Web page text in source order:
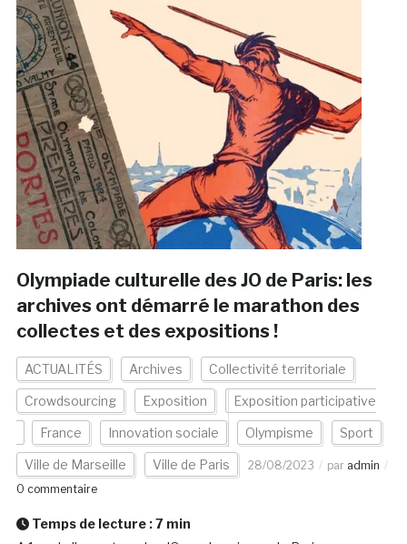
Olympiade culturelle des JO de Paris: les
archives ont démarré le marathon des
collectes et des expositions !
ACTUALITÉS Archives Collectivité territoriale
Crowdsourcing Exposition Exposition participative
France Innovation sociale Olympisme Sport
Ville de Marseille Ville de Paris 28/08/2023 par admin
0 commentaire
Temps de lecture :7 min